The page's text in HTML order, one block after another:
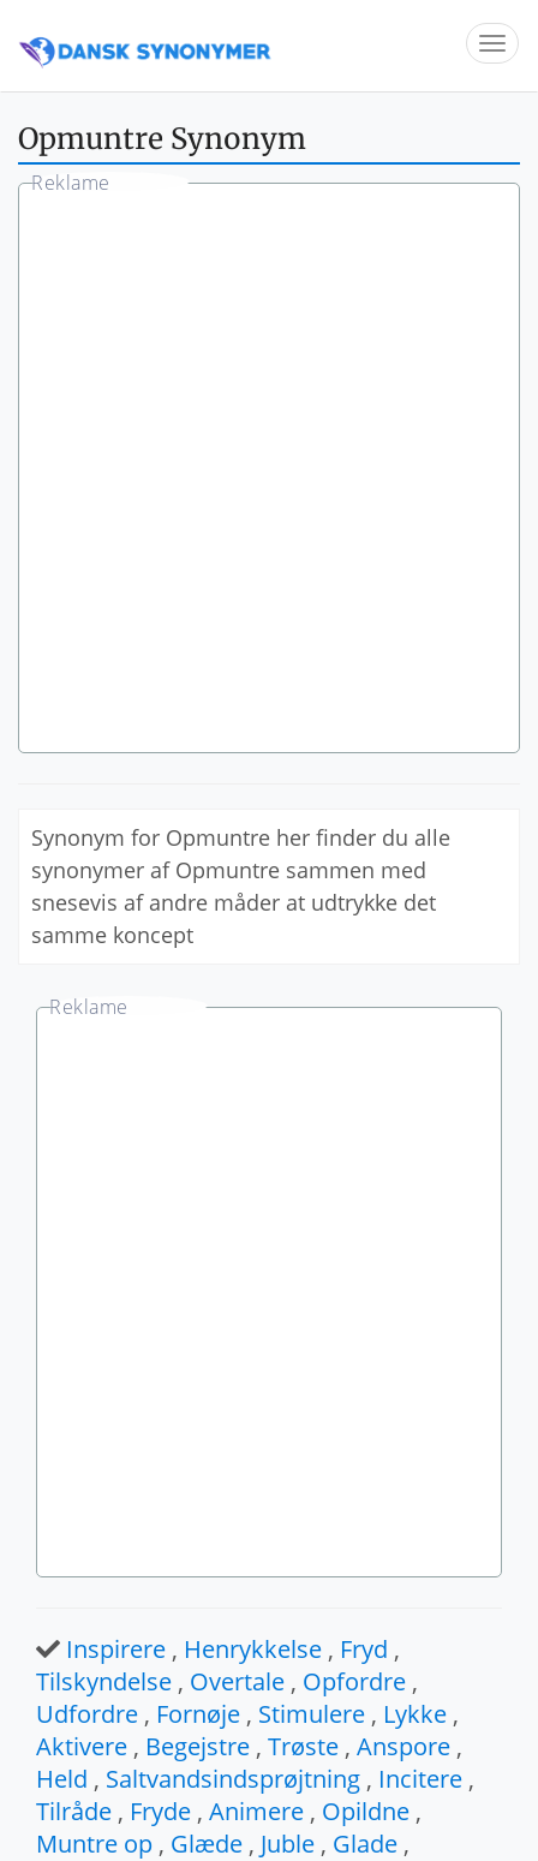
Opmuntre Synonym
Synonym for Opmuntre her finder du alle
synonymer af Opmuntre sammen med
snesevis af andre måder at udtrykke det
samme koncept
Inspirere , Henrykkelse , Fryd ,
Tilskyndelse , Overtale , Opfordre ,
Udfordre , Fornøje , Stimulere , Lykke ,
Aktivere , Begejstre , Trøste , Anspore ,
Held , Saltvandsindsprøjtning , Incitere ,
Tilråde , Fryde , Animere , Opildne ,
Muntre op , Glæde , Juble , Glade ,